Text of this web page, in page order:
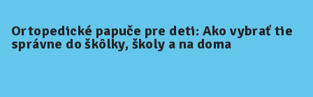
Ortopedické papuče pre deti: Ako vybrať tie
správne do škôlky, školy a na doma